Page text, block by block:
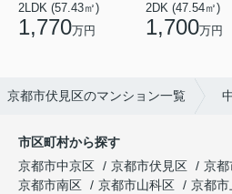
2LDK (57.43㎡)
1,770万円
2DK (47.54㎡)
1,700万円
京都市伏見区のマンション一覧
市区町村から探す
京都市中京区
京都市伏見区 京都
京都市南区
京都市山科区 京都